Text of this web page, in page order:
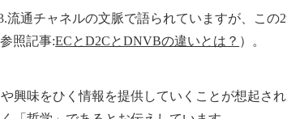
通チャネルの文脈で語られていますが、この
照記事:ECとD2CとDNVBの違いとは？ ）。
興味をひく情報を提供していくことが想起さ